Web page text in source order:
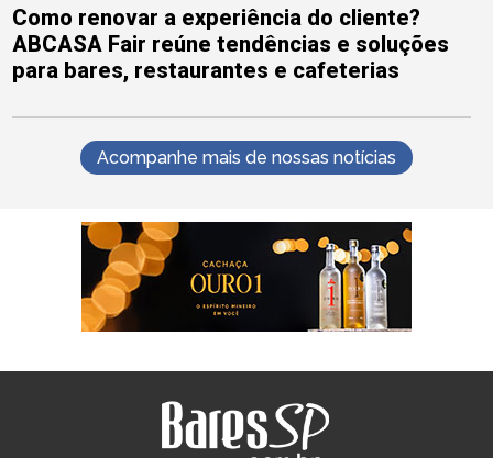
Como renovar a experiência do cliente?
ABCASA Fair reúne tendências e soluções
para bares, restaurantes e cafeterias
Acompanhe mais de nossas notícias